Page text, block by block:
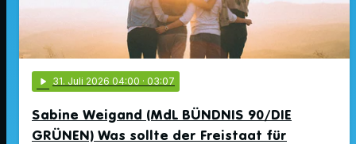
play_arrow 31. Juli 2026 04:00 · 03:07
Sabine Weigand (MdL BÜNDNIS 90/DIE
GRÜNEN) Was sollte der Freistaat für